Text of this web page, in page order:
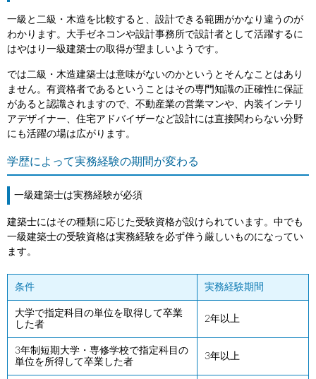
一級と二級・木造を比較すると、設計できる範囲がかなり違うのが
わかります。大手ゼネコンや設計事務所で設計者として活躍するに
はやはり一級建築士の取得が望ましいようです。
では二級・木造建築士は意味がないのかというとそんなことはあり
ません。有資格者であるということはその専門知識の正確性に保証
があると認識されますので、不動産業の営業マンや、内装インテリ
アデザイナー、住宅アドバイザーなど設計には直接関わらない分野
にも活躍の場は広がります。
学歴によって実務経験の期間が変わる
一級建築士は実務経験が必須
建築士にはその種類に応じた受験資格が設けられています。中でも
一級建築士の受験資格は実務経験を必ず伴う厳しいものになってい
ます。
条件 実務経験期間
大学で指定科目の単位を取得して卒業
した者
2年以上
3年制短期大学・専修学校で指定科目の
単位を所得して卒業した者
3年以上